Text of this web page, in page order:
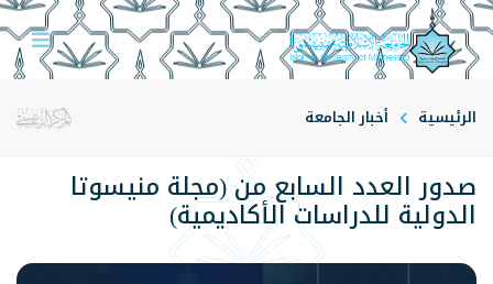
الرئيسية أخبار الجامعة
صدور العدد السابع من (مجلة منيسوتا
الدولية للدراسات الأكاديمية)